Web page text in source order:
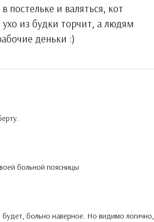
постельке и валяться, кот
из будки торчит, а людям
деньки :)
больной поясницы
больно наверное. Но видимо логично,